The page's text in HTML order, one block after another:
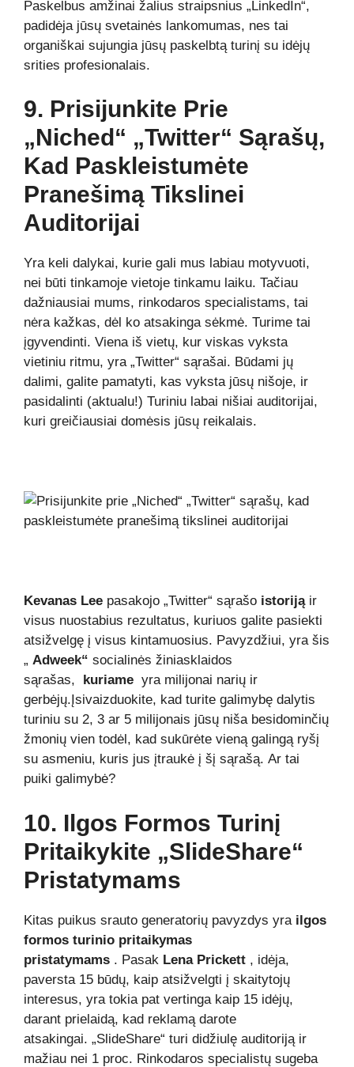
Paskelbus amžinai žalius straipsnius „LinkedIn“,
padidėja jūsų svetainės lankomumas, nes tai
organiškai sujungia jūsų paskelbtą turinį su idėjų
srities profesionalais.
9. Prisijunkite Prie
„Niched“ „Twitter“ Sąrašų,
Kad Paskleistumėte
Pranešimą Tikslinei
Auditorijai
Yra keli dalykai, kurie gali mus labiau motyvuoti,
nei būti tinkamoje vietoje tinkamu laiku. Tačiau
dažniausiai mums, rinkodaros specialistams, tai
nėra kažkas, dėl ko atsakinga sėkmė. Turime tai
įgyvendinti. Viena iš vietų, kur viskas vyksta
vietiniu ritmu, yra „Twitter“ sąrašai. Būdami jų
dalimi, galite pamatyti, kas vyksta jūsų nišoje, ir
pasidalinti (aktualu!) Turiniu labai nišiai auditorijai,
kuri greičiausiai domėsis jūsų reikalais.
Kevanas Lee pasakojo „Twitter“ sąrašo istorijąir
visus nuostabius rezultatus, kuriuos galite pasiekti
atsižvelgę ​​į visus kintamuosius. Pavyzdžiui, yra šis
„ Adweek“ socialinės žiniasklaidos
sąrašas,
kuriame yra milijonai narių ir
gerbėjų.Įsivaizduokite, kad turite galimybę dalytis
turiniu su 2, 3 ar 5 milijonais jūsų niša besidominčių
žmonių vien todėl, kad sukūrėte vieną galingą ryšį
su asmeniu, kuris jus įtraukė į šį sąrašą. Ar tai
puiki galimybė?
10. Ilgos Formos Turinį
Pritaikykite „SlideShare“
Pristatymams
Kitas puikus srauto generatorių pavyzdys yra ilgos
formos turinio pritaikymas
pristatymams . Pasak Lena Prickett , idėja,
paversta 15 būdų, kaip atsižvelgti į skaitytojų
interesus, yra tokia pat vertinga kaip 15 idėjų,
darant prielaidą, kad reklamą darote
atsakingai. „SlideShare“ turi didžiulę auditoriją ir
mažiau nei 1 proc. Rinkodaros specialistų sugeba